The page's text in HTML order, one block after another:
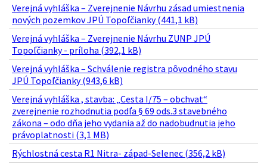
Verejná vyhláška – Zverejnenie Návrhu zásad umiestnenia
nových pozemkov JPÚ Topoľčianky (441,1 kB)
Verejná vyhláška – Zverejnenie Návrhu ZUNP JPÚ
Topoľčianky - príloha (392,1 kB)
Verejná vyhláška – Schválenie registra pôvodného stavu
JPÚ Topoľčianky (943,6 kB)
Verejná vyhláška , stavba: „Cesta I/75 – obchvat“
zverejnenie rozhodnutia podľa § 69 ods.3 stavebného
zákona – odo dňa jeho vydania až do nadobudnutia jeho
právoplatnosti (3,1 MB)
Rýchlostná cesta R1 Nitra- západ-Selenec (356,2 kB)